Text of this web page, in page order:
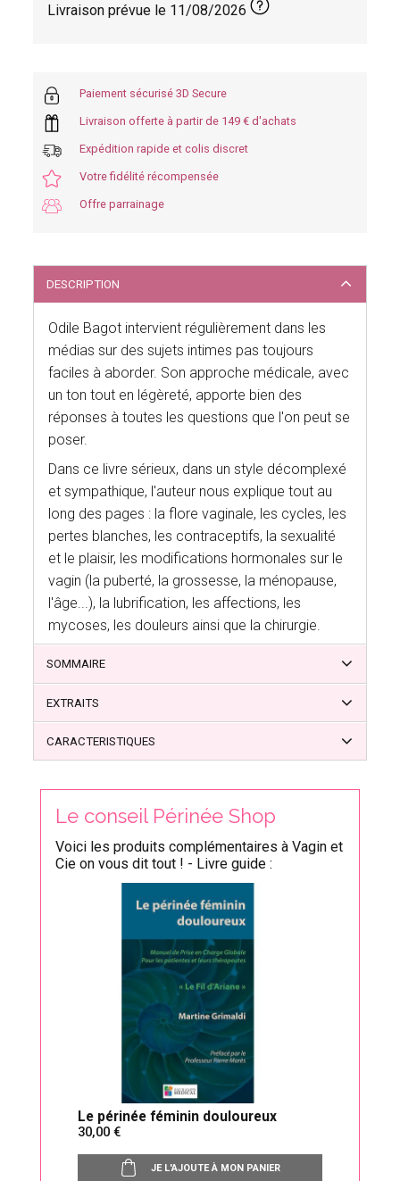
Livraison prévue le 11/08/2026
Paiement sécurisé 3D Secure
Livraison offerte à partir de 149 € d'achats
Expédition rapide et colis discret
Votre fidélité récompensée
Offre parrainage
DESCRIPTION
Odile Bagot intervient régulièrement dans les
médias sur des sujets intimes pas toujours
faciles à aborder. Son approche médicale, avec
un ton tout en légèreté, apporte bien des
réponses à toutes les questions que l'on peut se
poser.
Dans ce livre sérieux, dans un style décomplexé
et sympathique, l'auteur nous explique tout au
long des pages : la flore vaginale, les cycles, les
pertes blanches, les contraceptifs, la sexualité
et le plaisir, les modifications hormonales sur le
vagin (la puberté, la grossesse, la ménopause,
l'âge...), la lubrification, les affections, les
mycoses, les douleurs ainsi que la chirurgie.
SOMMAIRE
EXTRAITS
CARACTERISTIQUES
Le conseil Périnée Shop
Voici les produits complémentaires à Vagin et
Cie on vous dit tout ! - Livre guide :
Le périnée féminin douloureux
30,00
JE L'AJOUTE À MON PANIER